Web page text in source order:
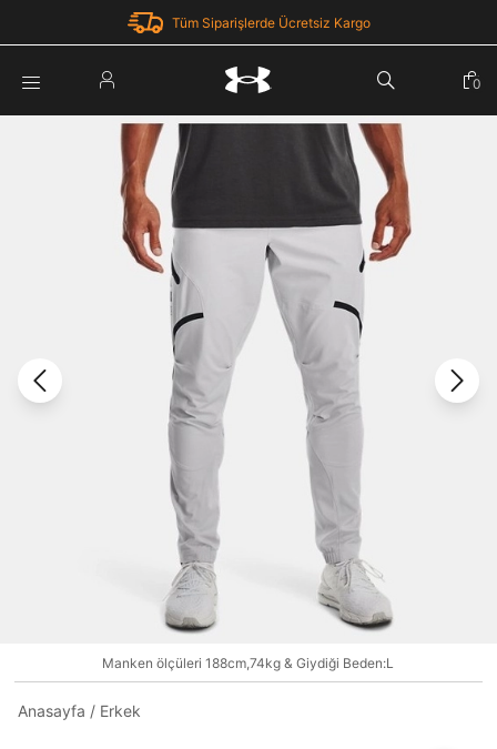
Tüm Siparişlerde Ücretsiz Kargo
E-posta Adresi *
Giriş Yap
Under Armour'da yeni misiniz? Kayıt Ol
Üye Olmadan Devam Et
0
Manken ölçüleri 188cm,74kg & Giydiği Beden:L
Anasayfa / Erkek
Parola Yenileme
E-posta adresi
Parolayı Yenile
Giriş Sayfasına Dön
Zaten hesabın var mı? Giriş yap
Daha hızlı ödeme. Hızlı sipariş takibi.
Kolay iade ve değişim.
Giriş Yap